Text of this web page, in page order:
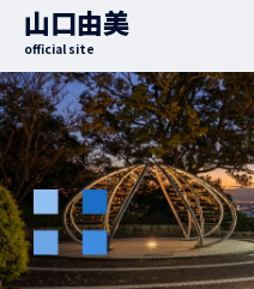
山口由美
official site